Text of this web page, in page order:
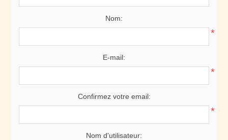
Nom:
*
E-mail:
*
Confirmez votre email:
*
Nom d'utilisateur: